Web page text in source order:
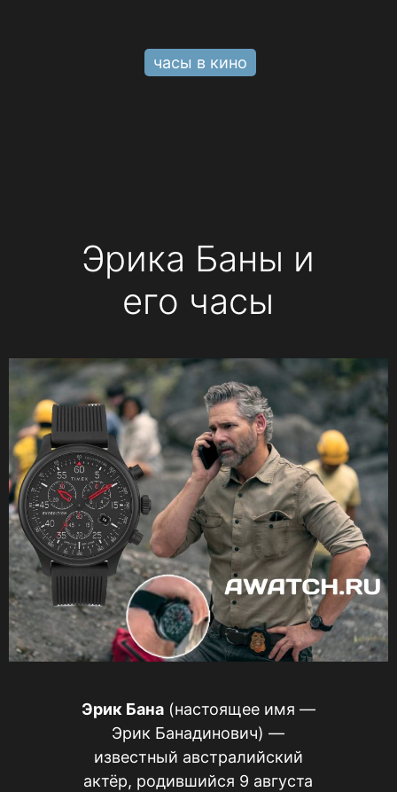
часы в кино
Эрика Баны и
его часы
Эрик Бана(настоящее имя —
Эрик Банадинович) —
известный австралийский
актёр, родившийся 9 августа